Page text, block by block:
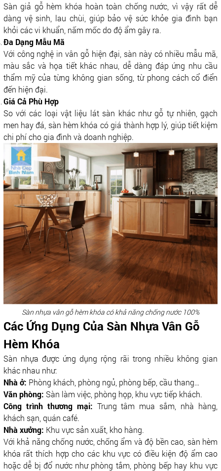
Sàn giả gỗ hèm khóa hoàn toàn chống nước, vì vậy rất dễ
dàng vệ sinh, lau chùi, giúp bảo vệ sức khỏe gia đình bạn
khỏi các vi khuẩn, nấm mốc do độ ẩm gây ra.
Đa Dạng Mẫu Mã
Với công nghệ in vân gỗ hiện đại, sàn này có nhiều mẫu mã,
màu sắc và họa tiết khác nhau, dễ dàng đáp ứng nhu cầu
thẩm mỹ của từng không gian sống, từ phong cách cổ điển
đến hiện đại.
Giá Cả Phù Hợp
So với các loại vật liệu lát sàn khác như gỗ tự nhiên, gạch
men hay đá, sàn hèm khóa có giá thành hợp lý, giúp tiết kiệm
chi phí cho gia đình và doanh nghiệp.
Sàn nhựa vân gỗ hèm khóa có khả năng chống nước 100%
Các Ứng Dụng Của Sàn Nhựa Vân Gỗ
Hèm Khóa
Sàn nhựa được ứng dụng rộng rãi trong nhiều không gian
khác nhau như:
Nhà ở: Phòng khách, phòng ngủ, phòng bếp, cầu thang…
Văn phòng: Sàn làm việc, phòng họp, khu vực tiếp khách.
Công trình thương mại: Trung tâm mua sắm, nhà hàng,
khách sạn, quán café.
Nhà xưởng: Khu vực sản xuất, kho hàng.
Với khả năng chống nước, chống ẩm và độ bền cao, sàn hèm
khóa rất thích hợp cho các khu vực có điều kiện độ ẩm cao
hoặc dễ bị đổ nước như phòng tắm, phòng bếp hay khu vực